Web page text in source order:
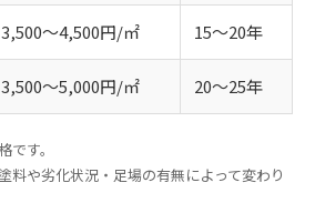
3,500〜4,500円/㎡ 15〜20年
3,500〜5,000円/㎡ 20〜25年
す。
料や劣化状況・足場の有無によって変わり